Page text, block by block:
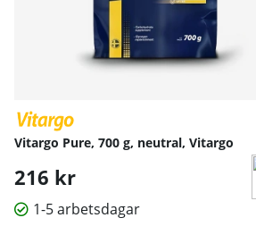
Vitargo Pure, 700 g, neutral, Vitargo
216 kr
1-5 arbetsdagar